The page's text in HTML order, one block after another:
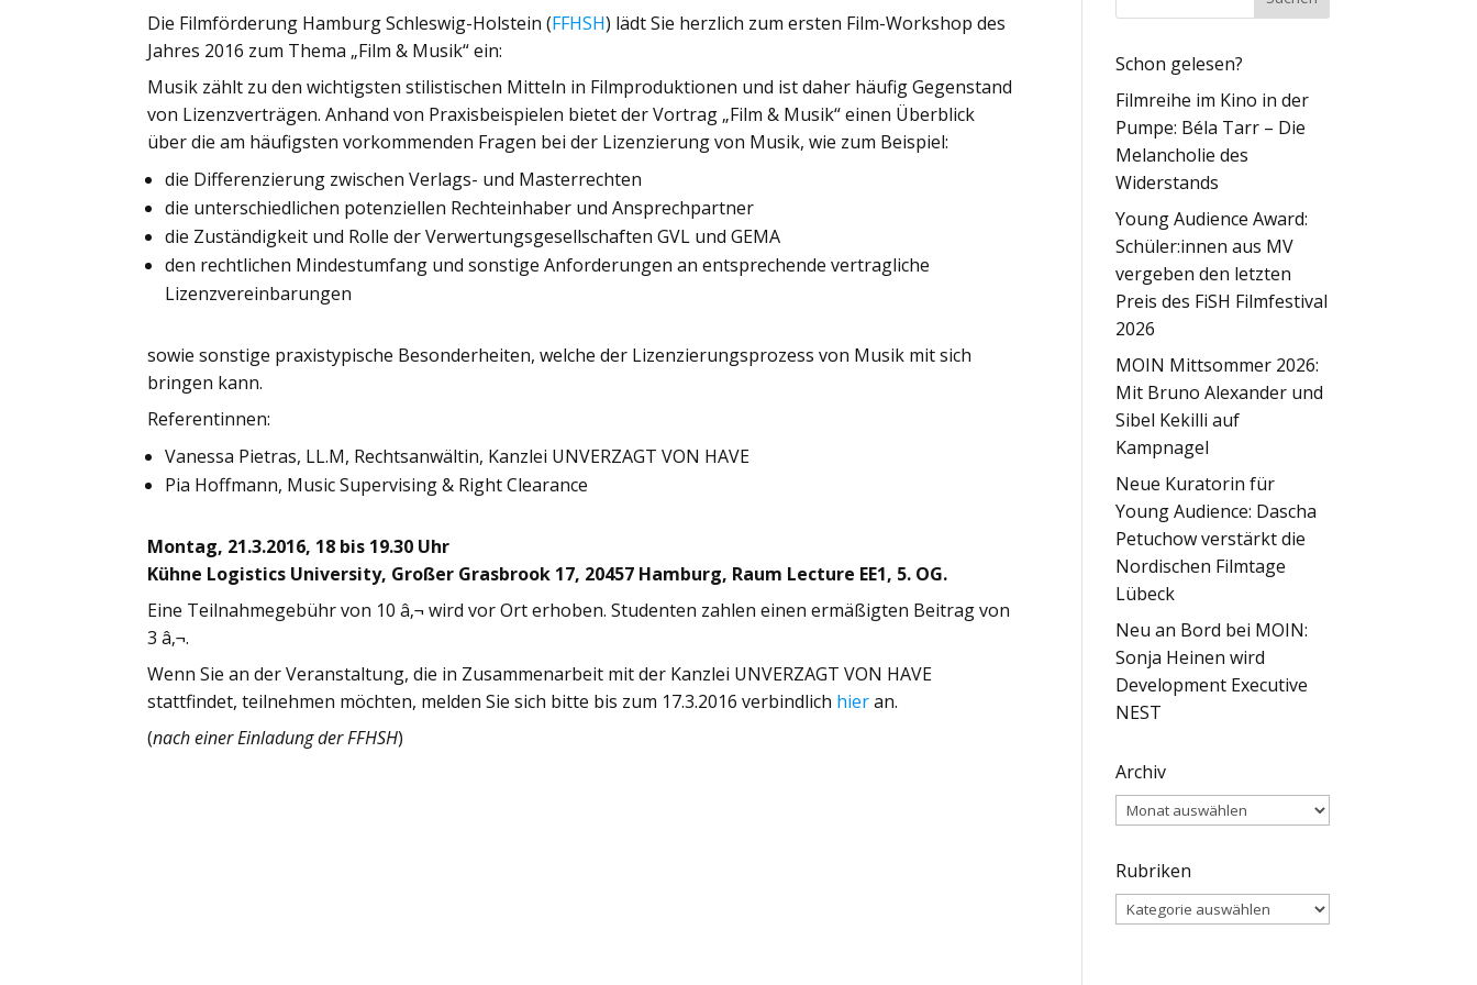
Die Filmförderung Hamburg Schleswig-Holstein (FFHSH) lädt Sie herzlich zum ersten Film-Workshop des
Jahres 2016 zum Thema „Film & Musik“ ein:
Musik zählt zu den wichtigsten stilistischen Mitteln in Filmproduktionen und ist daher häufig Gegenstand
von Lizenzverträgen. Anhand von Praxisbeispielen bietet der Vortrag „Film & Musik“ einen Überblick
über die am häufigsten vorkommenden Fragen bei der Lizenzierung von Musik, wie zum Beispiel:
die Differenzierung zwischen Verlags- und Masterrechten
die unterschiedlichen potenziellen Rechteinhaber und Ansprechpartner
die Zuständigkeit und Rolle der Verwertungsgesellschaften GVL und GEMA
den rechtlichen Mindestumfang und sonstige Anforderungen an entsprechende vertragliche
Lizenzvereinbarungen
sowie sonstige praxistypische Besonderheiten, welche der Lizenzierungsprozess von Musik mit sich
bringen kann.
Referentinnen:
Vanessa Pietras, LL.M, Rechtsanwältin, Kanzlei UNVERZAGT VON HAVE
Pia Hoffmann, Music Supervising & Right Clearance
Montag, 21.3.2016, 18 bis 19.30 Uhr
Kühne Logistics University, Großer Grasbrook 17, 20457 Hamburg, Raum Lecture EE1, 5. OG.
Eine Teilnahmegebühr von 10 â‚¬ wird vor Ort erhoben. Studenten zahlen einen ermäßigten Beitrag von
3 â‚¬.
Wenn Sie an der Veranstaltung, die in Zusammenarbeit mit der Kanzlei UNVERZAGT VON HAVE
stattfindet, teilnehmen möchten, melden Sie sich bitte bis zum 17.3.2016 verbindlich hieran.
(nach einer Einladung der FFHSH)
Schon gelesen?
Filmreihe im Kino in der
Pumpe: Béla Tarr – Die
Melancholie des
Widerstands
Young Audience Award:
Schüler:innen aus MV
vergeben den letzten
Preis des FiSH Filmfestival
2026
MOIN Mittsommer 2026:
Mit Bruno Alexander und
Sibel Kekilli auf
Kampnagel
Neue Kuratorin für
Young Audience: Dascha
Petuchow verstärkt die
Nordischen Filmtage
Lübeck
Neu an Bord bei MOIN:
Sonja Heinen wird
Development Executive
NEST
Archiv
Archiv
Rubriken
Rubriken